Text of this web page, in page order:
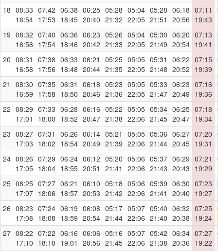
18 08:33
16:54
07:42
17:53
06:38
18:45
06:25
20:40
05:28
21:32
05:04
22:05
05:28
21:51
06:18
20:56
07:11
19:43
19 08:32
16:56
07:40
17:54
06:36
18:46
06:23
20:42
05:26
21:33
05:04
22:05
05:30
21:49
06:20
20:54
07:13
19:41
20 08:31
16:58
07:38
17:56
06:33
18:48
06:21
20:44
05:25
21:35
05:05
22:05
05:31
21:48
06:22
20:52
07:15
19:39
21
08:30
16:59
07:35
17:58
06:31
18:50
06:18
20:46
05:23
21:36
05:05
22:05
05:33
21:47
06:23
20:49
07:16
19:36
22 08:29
17:01
07:33
18:00
06:28
18:52
06:16
20:47
05:22
21:38
05:05
22:06
05:34
21:45
06:25
20:47
07:18
19:34
23 08:27
17:03
07:31
18:02
06:26
18:54
06:14
20:49
05:21
21:39
05:05
22:06
05:36
21:44
06:27
20:45
07:20
19:31
24 08:26
17:05
07:29
18:04
06:24
18:55
06:12
20:51
05:20
21:41
05:06
22:06
05:37
21:43
06:29
20:43
07:21
19:29
25 08:25
17:07
07:27
18:06
06:21
18:57
06:10
20:53
05:18
21:42
05:06
22:06
05:39
21:41
06:30
20:40
07:23
19:27
26 08:23
17:08
07:24
18:08
06:19
18:59
06:08
20:54
05:17
21:44
05:07
22:06
05:40
21:40
06:32
20:38
07:25
19:24
27 08:22
17:10
07:22
18:10
06:16
19:01
06:06
20:56
05:16
21:45
05:07
22:06
05:42
21:38
06:34
20:36
07:27
19:22